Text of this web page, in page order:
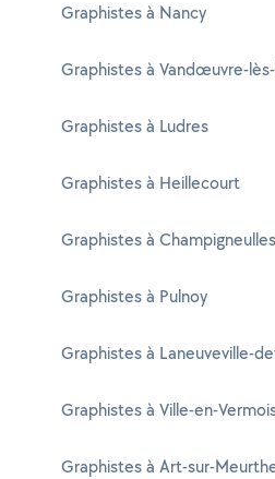
Graphistes à Nancy
Graphistes à Vandœuvre-
Graphistes à Ludres
Graphistes à Heillecourt
Graphistes à Champigneulles
Graphistes à Pulnoy
Graphistes à Laneuveville-
Graphistes à Ville-en-
Graphistes à Art-sur-